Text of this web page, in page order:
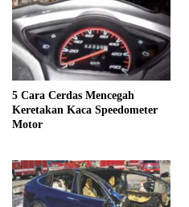
5 Cara Cerdas Mencegah
Keretakan Kaca Speedometer
Motor